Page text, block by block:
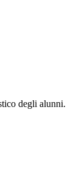
degli alunni.